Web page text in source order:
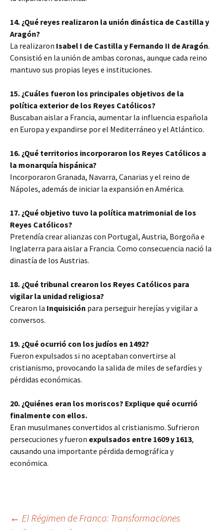
14. ¿Qué reyes realizaron la unión dinástica de Castilla y
Aragón?
La realizaron Isabel I de Castilla y Fernando II de Aragón.
Consistió en la unión de ambas coronas, aunque cada reino
mantuvo sus propias leyes e instituciones.
15. ¿Cuáles fueron los principales objetivos de la
política exterior de los Reyes Católicos?
Buscaban aislar a Francia, aumentar la influencia española
en Europa y expandirse por el Mediterráneo y el Atlántico.
16. ¿Qué territorios incorporaron los Reyes Católicos a
la monarquía hispánica?
Incorporaron Granada, Navarra, Canarias y el reino de
Nápoles, además de iniciar la expansión en América.
17. ¿Qué objetivo tuvo la política matrimonial de los
Reyes Católicos?
Pretendía crear alianzas con Portugal, Austria, Borgoña e
Inglaterra para aislar a Francia. Como consecuencia nació la
dinastía de los Austrias.
18. ¿Qué tribunal crearon los Reyes Católicos para
vigilar la unidad religiosa?
Crearon la Inquisición para perseguir herejías y vigilar a
conversos.
19. ¿Qué ocurrió con los judíos en 1492?
Fueron expulsados si no aceptaban convertirse al
cristianismo, provocando la salida de miles de sefardíes y
pérdidas económicas.
20. ¿Quiénes eran los moriscos? Explique qué ocurrió
finalmente con ellos.
Eran musulmanes convertidos al cristianismo. Sufrieron
persecuciones y fueron expulsados entre 1609 y 1613,
causando una importante pérdida demográfica y
económica.
← El Régimen de Franco: Transformaciones